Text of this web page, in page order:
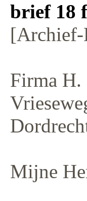
brief 18
[Archief-
Firma
Mijne